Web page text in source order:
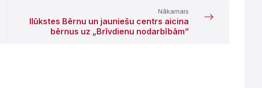
Nākamais
Ilūkstes Bērnu un jauniešu centrs aicina
bērnus uz „Brīvdienu nodarbībām”